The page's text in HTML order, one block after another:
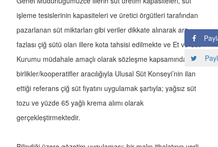
işleme tesislerinin kapasiteleri ve üretici örgütleri tarafından
pazarlanan süt miktarları gibi veriler dikkate alınarak arz
fazlası çiğ sütü olan illere kota tahsisi edilmekte ve Et ve Süt
Kurumu müdahale amaçlı olarak sözleşme kapsamında
birlikler/kooperatifler aracılığıyla Ulusal Süt Konseyi’nin ilan
ettiği referans çiğ süt fiyatını uygulamak şartıyla; yağsız süt
tozu ve yüzde 65 yağlı krema alımı olarak
gerçekleştirmektedir.